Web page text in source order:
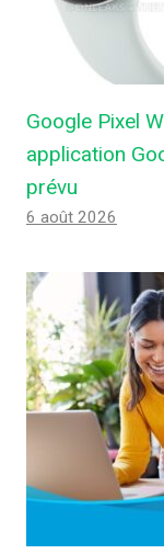
Google Pixel
application
prévu
6 août 2026